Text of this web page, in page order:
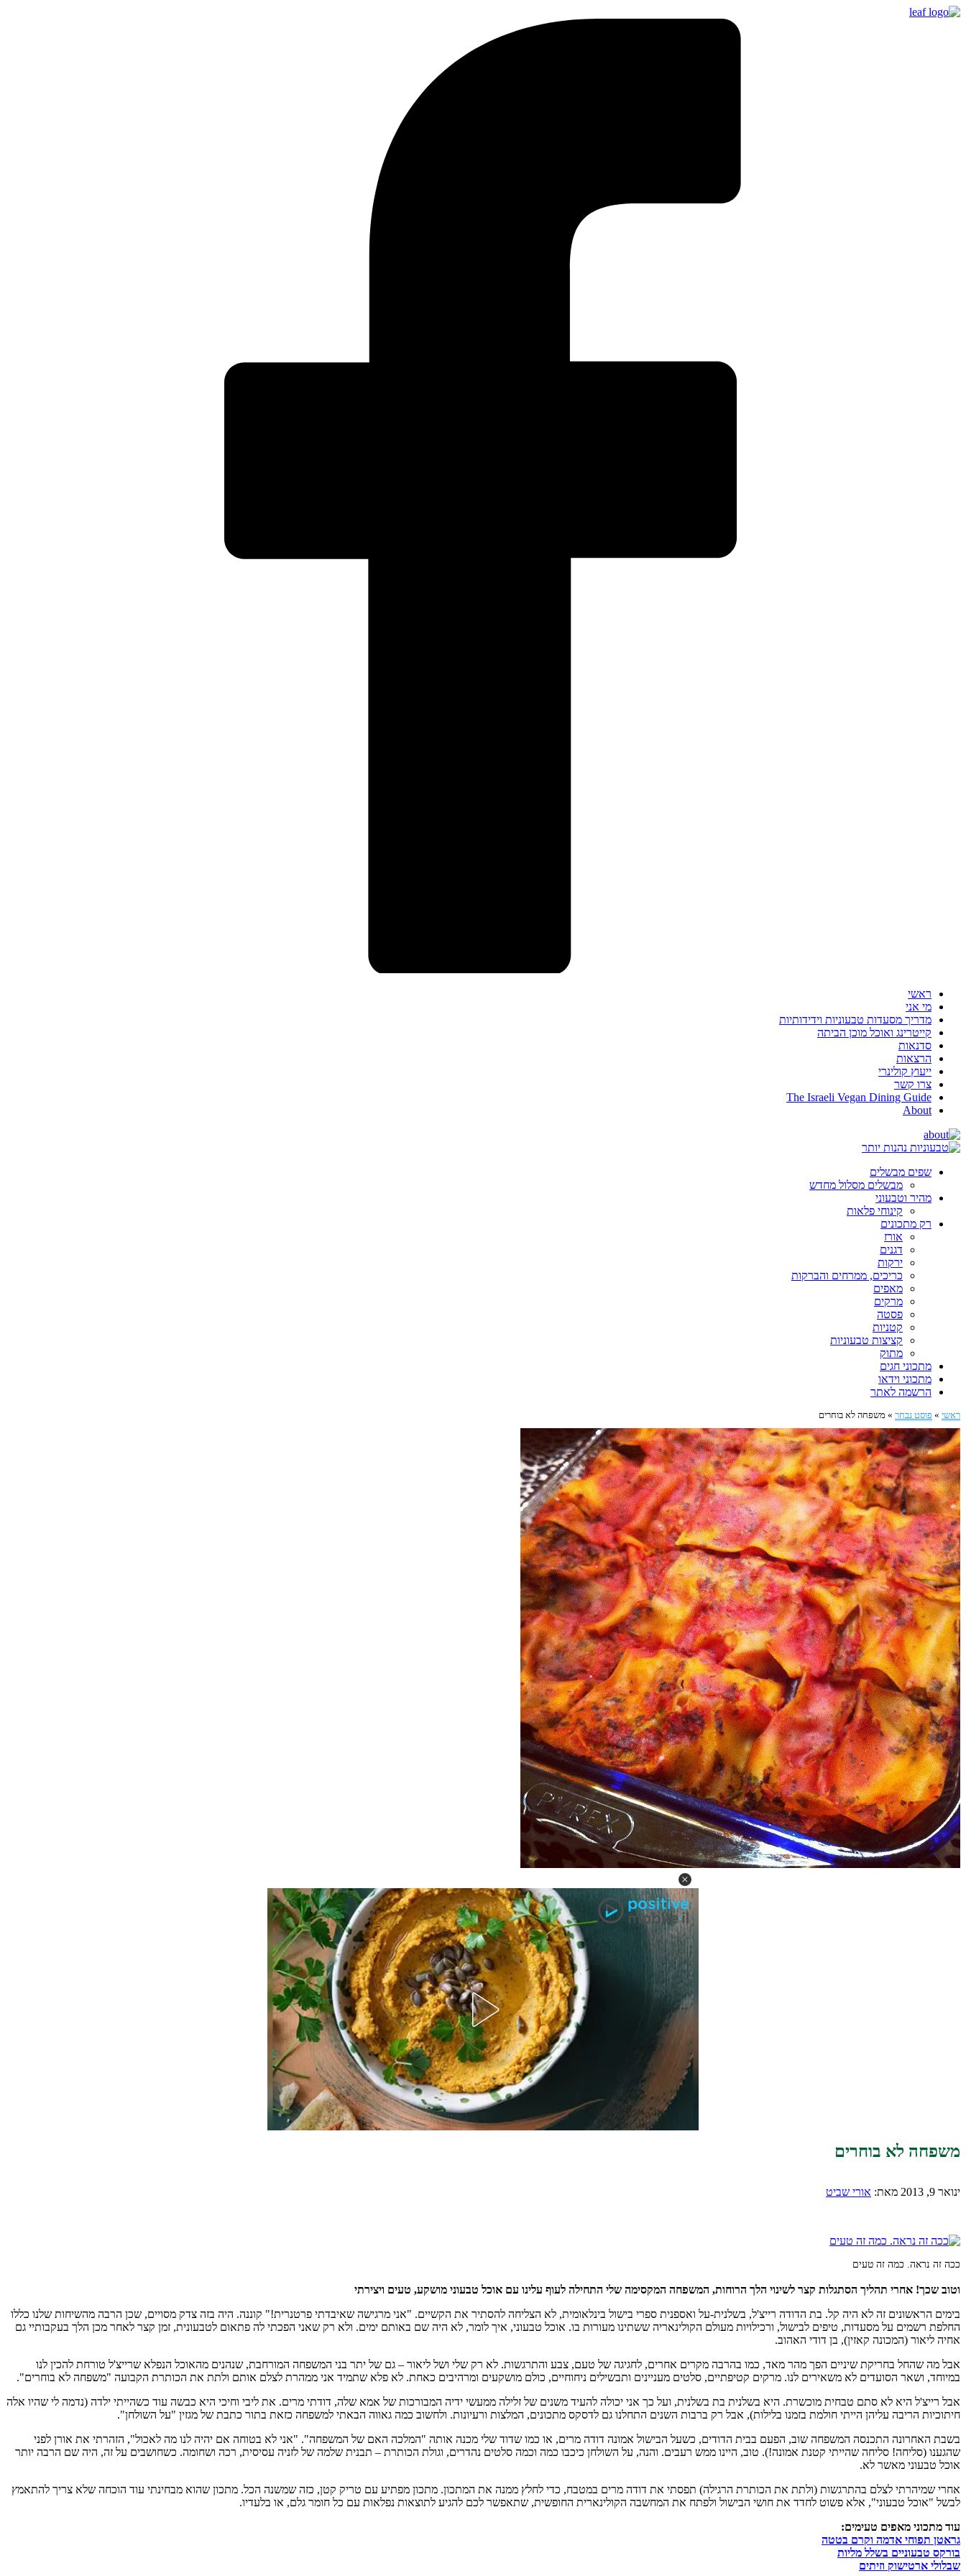
ראשי
מי אני
מדריך מסעדות טבעוניות וידידותיות
קייטרינג ואוכל מוכן הביתה
סדנאות
הרצאות
ייעוץ קולינרי
צרו קשר
The Israeli Vegan Dining Guide
About
שפים מבשלים
מבשלים מסלול מחדש
מהיר וטבעוני
קינוחי פלאות
רק מתכונים
אורז
דגנים
ירקות
כריכים, ממרחים והברקות
מאפים
מרקים
פסטה
קטניות
קציצות טבעוניות
מתוק
מתכוני חגים
מתכוני וידאו
הרשמה לאתר
ראשי » פוסט נבחר » משפחה לא בוחרים
משפחה לא בוחרים
ינואר 9, 2013 מאת: אורי שביט
ככה זה נראה. כמה זה טעים
וטוב שכך! אחרי תהליך הסתגלות קצר לשינוי הלך הרוחות, המשפחה המקסימה שלי התחילה לעוף עלינו עם אוכל טבעוני מושקע, טעים ויצירתי
בימים הראשונים זה לא היה קל. בת הדודה רייצ'ל, בשלנית-על ואספנית ספרי בישול בינלאומית, לא הצליחה להסתיר את הקשיים. "אני מרגישה שאיבדתי פרטנרית!" קוננה. היה בזה צדק מסויים, שכן הרבה מהשיחות שלנו כללו
החלפת רשמים על מסעדות, טיפים לבישול, ורכילויות מעולם הקולינאריה ששתינו מעורות בו. אוכל טבעוני, איך לומר, לא היה שם באותם ימים. ולא רק שאני הפכתי לה פתאום לטבעונית, זמן קצר לאחר מכן הלך בעקבותיי גם
אחיה ליאור (המכונה קאזין), בן דודי האהוב.
אבל מה שהחל בחריקת שיניים הפך מהר מאד, כמו בהרבה מקרים אחרים, לחגיגה של טעם, צבע והתרגשות. לא רק שלי ושל ליאור – גם של יתר בני המשפחה המורחבת, שנהנים מהאוכל הנפלא שרייצ'ל טורחת להכין לנו
במיוחד, ושאר הסועדים לא משאירים לנו. מרקים קטיפתיים, סלטים מעניינים ותבשילים ניחוחיים, כולם מושקעים ומרהיבים כאחת. לא פלא שתמיד אני ממהרת לצלם אותם ולתת את הכותרת הקבועה "משפחה לא בוחרים".
אבל רייצ'ל היא לא סתם טבחית מוכשרת. היא בשלנית בת בשלנית, ועל כך אני יכולה להעיד משנים של זלילה ממעשי ידיה המבורכות של אמא שלה, דודתי מרים. את ליבי וחיכי היא כבשה עוד כשהייתי ילדה (נדמה לי שהיו אלה
חיתוכיות הריבה עליהן הייתי חולמת בזמנו בלילות), אבל רק ברבות השנים התחלנו גם לדסקס מתכונים, המלצות ורעיונות. ולחשוב כמה גאווה הבאתי למשפחה כזאת בתור כתבת של מגזין "על השולחן".
בשבת האחרונה התכנסה המשפחה שוב, הפעם בבית הדודים, כשעל הבישול אמונה דודה מרים, או כמו שדוד שלי מכנה אותה "המלכה האם של המשפחה". "אני לא בטוחה אם יהיה לנו מה לאכול", הזהרתי את אורן לפני
שהגענו (סליחה! סליחה שהייתי קטנת אמונה!). טוב, היינו ממש רעבים. והנה, על השולחן כיכבו כמה וכמה סלטים נהדרים, וגולת הכותרת – תבנית שלמה של לזניה עסיסית, רכה ושחומה. כשחושבים על זה, היה שם הרבה יותר
אוכל טבעוני מאשר לא.
אחרי שמיהרתי לצלם בהתרגשות (ולתת את הכותרת הרגילה) תפסתי את דודה מרים במטבח, כדי לחלץ ממנה את המתכון. מתכון מפתיע עם טריק קטן, כזה שמשנה הכל. מתכון שהוא מבחינתי עוד הוכחה שלא צריך להתאמץ
לבשל "אוכל טבעוני", אלא פשוט לחדד את חושי הבישול ולפתח את המחשבה הקולינארית החופשית, שתאפשר לכם להגיע לתוצאות נפלאות עם כל חומר גלם, או בלעדיו.
עוד מתכוני מאפים טעימים:
גראטן תפוחי אדמה וקרם בטטה
בורקס טבעוניים בשלל מליות
שבלולי ארטישוק וזיתים